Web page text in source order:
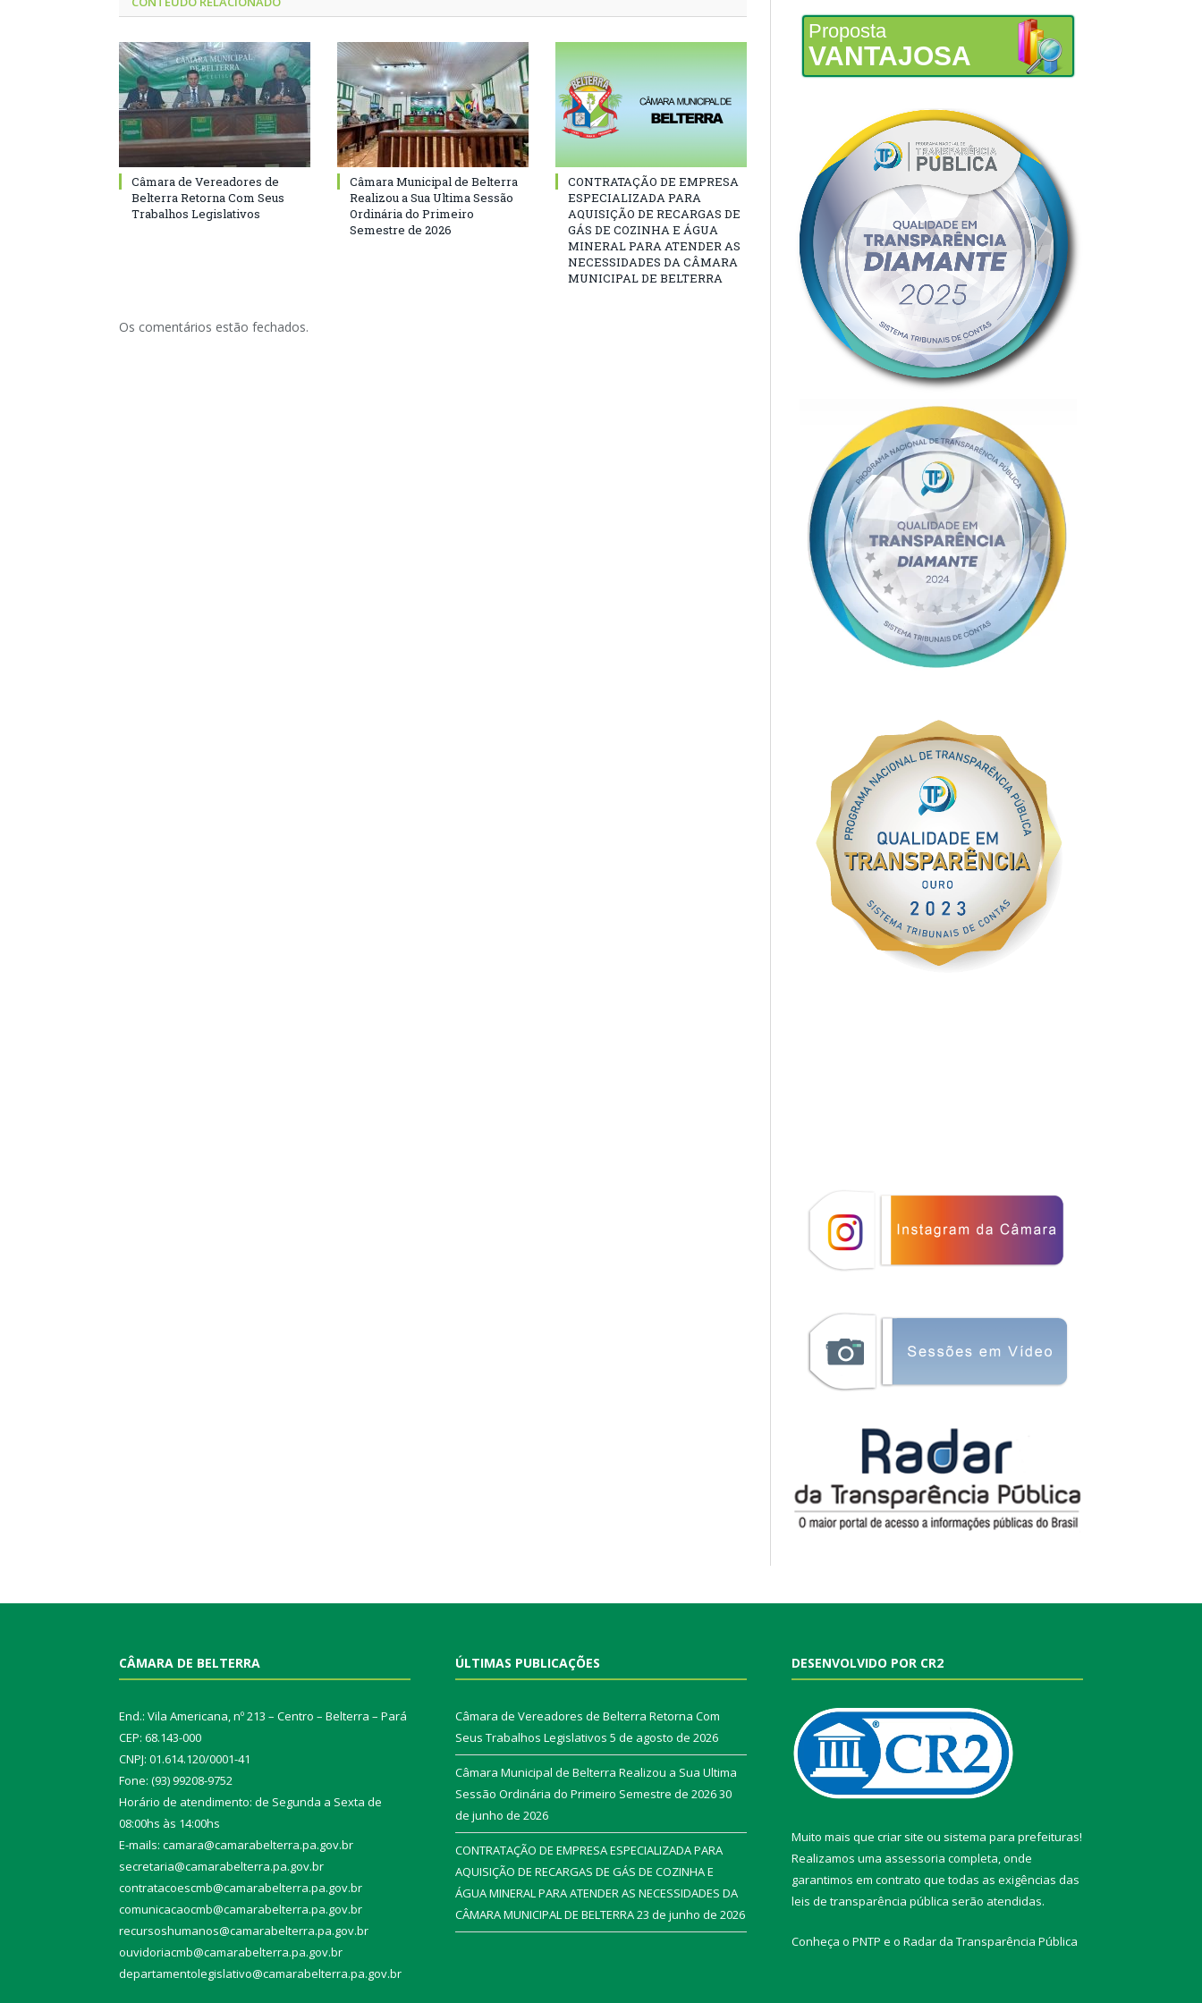
Câmara de Vereadores de
Belterra Retorna Com Seus
Trabalhos Legislativos
Câmara Municipal de Belterra
Realizou a Sua Ultima Sessão
Ordinária do Primeiro
Semestre de 2026
CONTRATAÇÃO DE EMPRESA
ESPECIALIZADA PARA
AQUISIÇÃO DE RECARGAS DE
GÁS DE COZINHA E ÁGUA
MINERAL PARA ATENDER AS
NECESSIDADES DA CÂMARA
MUNICIPAL DE BELTERRA
Os comentários estão fechados.
Proposta
VANTAJOSA
CÂMARA DE BELTERRA
End.: Vila Americana, nº 213 – Centro – Belterra – Pará
CEP: 68.143-000
CNPJ: 01.614.120/0001-41
Fone: (93) 99208-9752
Horário de atendimento: de Segunda a Sexta de
08:00hs às 14:00hs
E-mails: camara@camarabelterra.pa.gov.br
secretaria@camarabelterra.pa.gov.br
contratacoescmb@camarabelterra.pa.gov.br
comunicacaocmb@camarabelterra.pa.gov.br
recursoshumanos@camarabelterra.pa.gov.br
ouvidoriacmb@camarabelterra.pa.gov.br
departamentolegislativo@camarabelterra.pa.gov.br
ÚLTIMAS PUBLICAÇÕES
Câmara de Vereadores de Belterra Retorna Com
Seus Trabalhos Legislativos 5 de agosto de 2026
Câmara Municipal de Belterra Realizou a Sua Ultima
Sessão Ordinária do Primeiro Semestre de 202630
de junho de 2026
CONTRATAÇÃO DE EMPRESA ESPECIALIZADA PARA
AQUISIÇÃO DE RECARGAS DE GÁS DE COZINHA E
ÁGUA MINERAL PARA ATENDER AS NECESSIDADES DA
CÂMARA MUNICIPAL DE BELTERRA23 de junho de 2026
DESENVOLVIDO POR CR2
Muito mais que criar site ou sistema para prefeituras!
Realizamos uma assessoria completa, onde
garantimos em contrato que todas as exigências das
leis de transparência pública serão atendidas.
Conheça o PNTP e o Radar da Transparência Pública